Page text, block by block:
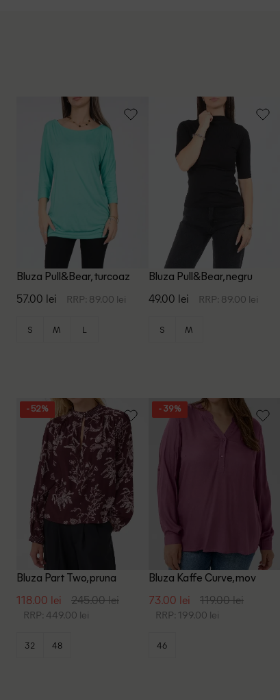
Bluza Pull&Bear, turcoaz
57.00 lei RRP: 89.00 lei
S M L
Bluza Pull&Bear, negru
49.00 lei RRP: 89.00 lei
S M
- 52%
Bluza Part Two, pruna
118.00 lei 245.00 lei
RRP: 449.00 lei
32 48
- 39%
Bluza Kaffe Curve, mov
73.00 lei 119.00 lei
RRP: 199.00 lei
46